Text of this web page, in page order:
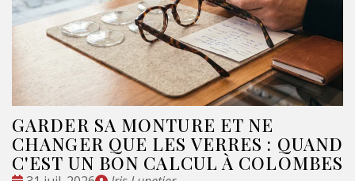
GARDER SA MONTURE ET NE
CHANGER QUE LES VERRES : QUAND
C'EST UN BON CALCUL À COLOMBES